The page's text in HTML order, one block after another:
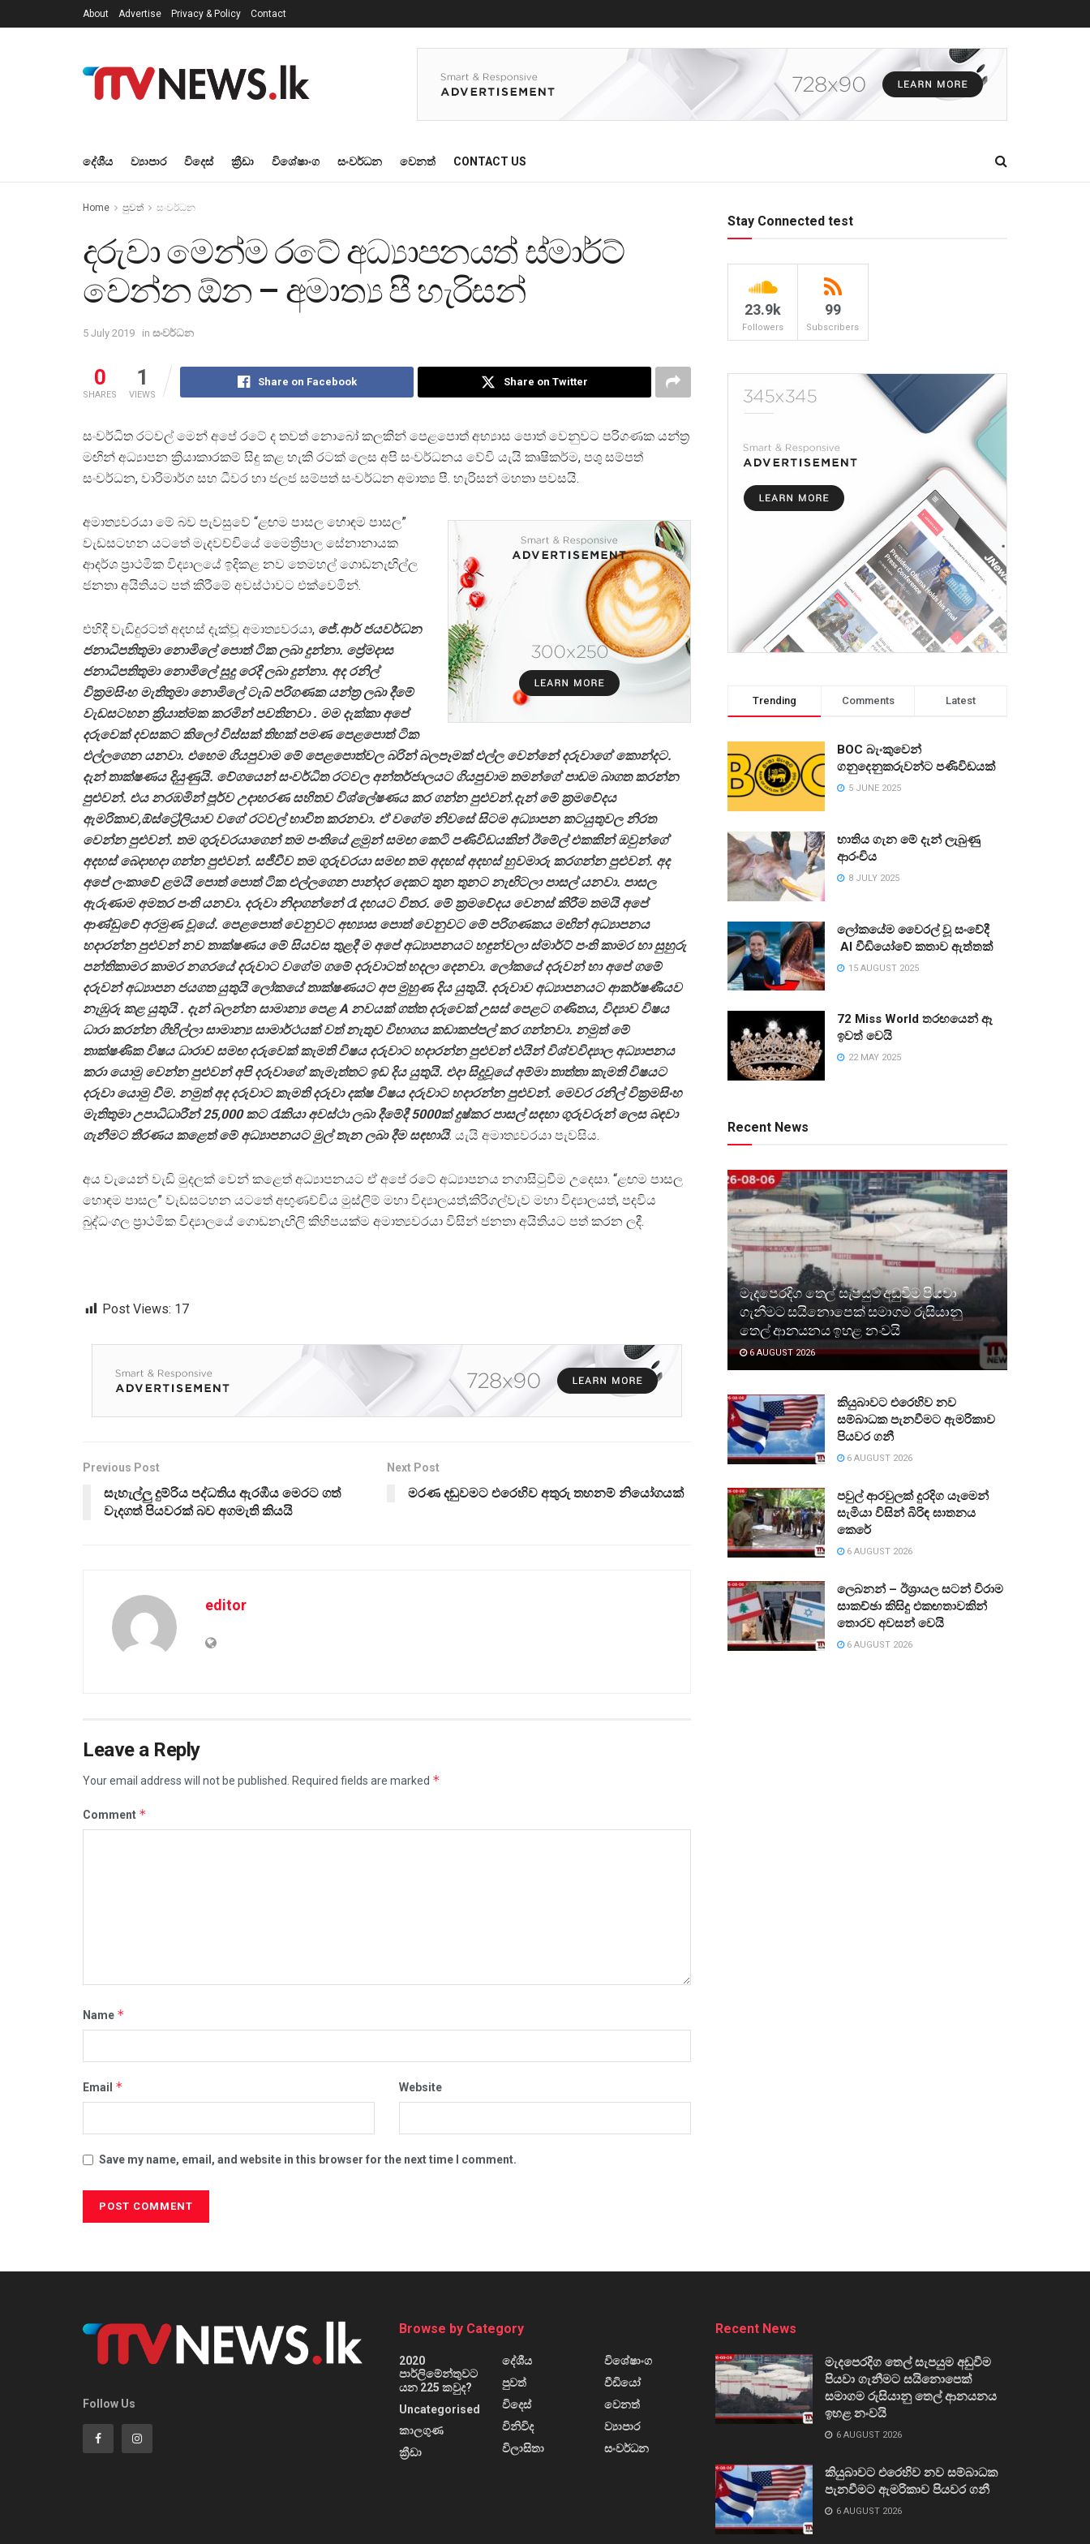
About Advertise Privacy & Policy Contact
දේශීය ව්‍යාපාර විදෙස් ක්‍රීඩා විශේෂාංග සංවර්ධන වෙනත් CONTACT US
Home පුවත් සංවර්ධන
දරුවා මෙන්ම රටේ අධ්‍යාපනයත් ස්මාර්ට්
වෙන්න ඕන – අමාත්‍ය පී හැරිසන්
5 July 2019 in සංවර්ධන
0
SHARES
1
VIEWS
Share on Facebook Share on Twitter
සංවර්ධිත රටවල් මෙන් අපේ රටේ ද තවත් නොබෝ කලකින් පෙළපොත් අභ්‍යාස පොත් වෙනුවට පරිගණක යන්ත්‍ර
මඟින් අධ්‍යාපන ක්‍රියාකාරකම් සිදු කළ හැකි රටක් ලෙස අපි සංවර්ධනය වේවි යැයි කෘෂිකර්ම, පශු සම්පත්
සංවර්ධන, වාරිමාර්ග සහ ධීවර හා ජලජ සම්පත් සංවර්ධන අමාත්‍ය පී. හැරිසන් මහතා පවසයි.
අමාත්‍යවරයා මේ බව පැවසුවේ “ළඟම පාසල හොඳම පාසල”
වැඩසටහන යටතේ මැදවච්චියේ මෛත්‍රීපාල සේනානායක
ආදර්ශ ප්‍රාථමික විද්‍යාලයේ ඉදිකළ නව තෙමහල් ගොඩනැඟිල්ල
ජනතා අයිතියට පත් කිරීමේ අවස්ථාවට එක්වෙමින්.
එහිදී වැඩිදුරටත් අදහස් දැක්වූ අමාත්‍යවරයා, ජේ.ආර් ජයවර්ධන
ජනාධිපතිතුමා නොමිලේ පොත් ටික ලබා දුන්නා. ප්‍රේමදාස
ජනාධිපතිතුමා නොමිලේ සුදු රෙදි ලබා දුන්නා. අද රනිල්
වික්‍රමසිංහ මැතිතුමා නොමිලේ ටැබ් පරිගණක යන්ත්‍ර ලබා දීමේ
වැඩසටහන ක්‍රියාත්මක කරමින් පවතිනවා . මම දැක්කා අපේ
දරුවෙක් දවසකට කිලෝ විස්සක් තිහක් පමණ පෙළපොත් ටික
එල්ලගෙන යනවා. එහෙම ගියපුවාම මේ පෙළපොත්වල බරින් බලපෑමක් එල්ල වෙන්නේ දරුවාගේ කොන්දට.
දැන් තාක්ෂණය දියුණුයි. වේගයෙන් සංවර්ධිත රටවල අන්තර්ජාලයට ගියපුවාම තමන්ගේ පාඩම බාගත කරන්න
පුළුවන්. එය නරඹමින් පූර්ව උදාහරණ සහිතව විශ්ලේෂණය කර ගන්න පුළුවන්.දැන් මේ ක්‍රමවේදය
ඇමරිකාව,ඕස්ට්‍රේලියාව වගේ රටවල් භාවිත කරනවා. ඒ වගේම නිවසේ සිටම අධ්‍යාපන කටයුතුවල නිරත
වෙන්න පුළුවන්. තම ගුරුවරයාගෙන් තම පංතියේ ළමුන් සමඟ කෙටි පණිවිඩයකින් ඊමේල් එකකින් ඔවුන්ගේ
අදහස් බෙදාහදා ගන්න පුළුවන්. සජීවීව තම ගුරුවරයා සමඟ තම අදහස් අදහස් හුවමාරු කරගන්න පුළුවන්. අද
අපේ ලංකාවේ ළමයි පොත් පොත් ටික එල්ලගෙන පාන්දර දෙකට තුන තුනට නැඟිටලා පාසල් යනවා. පාසල
ඇරුණාම අමතර පංති යනවා. දරුවා නිදාගන්නේ රෑ දහයට විතර. මේ ක්‍රමවේදය වෙනස් කිරීම තමයි අපේ
ආණ්ඩුවේ අරමුණ වූයේ. පෙළපොත් වෙනුවට අභ්‍යාස පොත් වෙනුවට මේ පරිගණකය මඟින් අධ්‍යාපනය
හදාරන්න පුළුවන් නව තාක්ෂණය මේ සියවස තුළදී ම අපේ අධ්‍යාපනයට හඳුන්වලා ස්මාර්ට් පංති කාමර හා සුහුරු
පන්තිකාමර කාමර නගරයේ දරුවාට වගේම ගමේ දරුවාටත් හදලා දෙනවා. ලෝකයේ දරුවන් හා අපේ ගමේ
දරුවන් අධ්‍යාපන ජයගත යුතුයි ලෝකයේ තාක්ෂණයට අප මුහුණ දිය යුතුයි. දරුවාව අධ්‍යාපනයට ආකර්ෂණීයව
නැඹුරු කළ යුතුයි . දැන් බලන්න සාමාන්‍ය පෙළ A නවයක් ගත්ත දරුවෙක් උසස් පෙළට ගණිතය, විද්‍යාව විෂය
ධාරා කරන්න ගිහිල්ලා සාමාන්‍ය සාමාර්ථයක් වත් නැතුව විභාගය කඩාකප්පල් කර ගන්නවා. නමුත් මේ
තාක්ෂණික විෂය ධාරාව සමඟ දරුවෙක් කැමති විෂය දරුවාට හදාරන්න පුළුවන් එයින් විශ්වවිද්‍යාල අධ්‍යාපනය
කරා යොමු වෙන්න පුළුවන් අපි දරුවාගේ කැමැත්තට ඉඩ දිය යුතුයි. එදා සිදුවූයේ අම්මා තාත්තා කැමති විෂයට
දරුවා යොමු වීම. නමුත් අද දරුවාට කැමති දරුවා දක්ෂ විෂය දරුවාට හදාරන්න පුළුවන්. මෙවර රනිල් වික්‍රමසිංහ
මැතිතුමා උපාධිධාරීන් 25,000 කට රැකියා අවස්ථා ලබා දීමේදී 5000ක් දුෂ්කර පාසල් සඳහා ගුරුවරුන් ලෙස බඳවා
ගැනීමට තීරණය කළෙත් මේ අධ්‍යාපනයට මුල් තැන ලබා දීම සඳහායි. යැයි අමාත්‍යවරයා පැවසිය.
අය වැයෙන් වැඩි මුදලක් වෙන් කළෙත් අධ්‍යාපනයට ඒ අපේ රටේ අධ්‍යාපනය නගාසිටුවීම උදෙසා. “ළඟම පාසල
හොඳම පාසල” වැඩසටහන යටතේ අඟුණච්චිය මුස්ලිම් මහා විද්‍යාලයත්,කිරිගල්වැව මහා විද්‍යාලයත්, පදවිය
බුද්ධංගල ප්‍රාථමික විද්‍යාලයේ ගොඩනැඟිලි කිහිපයක්ම අමාත්‍යවරයා විසින් ජනතා අයිතියට පත් කරන ලදී.
Post Views: 17
Previous Post
සැහැල්ලු දුම්රිය පද්ධතිය ඇරඹීය මෙරට ගත්
වැදගත් පියවරක් බව අගමැති කියයි
Next Post
මරණ දඬුවමට එරෙහිව අතුරු තහනම් නියෝගයක්
editor
Leave a Reply
Your email address will not be published. Required fields are marked *
Comment *
Name *
Email * Website
Save my name, email, and website in this browser for the next time I comment.
Stay Connected test
23.9k
Followers
99
Subscribers
Trending Comments Latest
BOC බැංකුවෙන්
ගනුදෙනුකරුවන්ට පණිවිඩයක්
5 JUNE 2025
භාතිය ගැන මේ දැන් ලැබුණු
ආරංචිය
8 JULY 2025
ලෝකයේම වෛරල් වූ සංවේදී
AI වීඩියෝවේ කතාව ඇත්තක්
15 AUGUST 2025
72 Miss World තරඟයෙන් ඈ
ඉවත් වෙයි
22 MAY 2025
Recent News
මැදපෙරදිග තෙල් සැපයුම අඩුවීම පියවා
ගැනීමට සයිනොපෙක් සමාගම රුසියානු
තෙල් ආනයනය ඉහළ නංවයි
6 AUGUST 2026
කියුබාවට එරෙහිව නව
සම්බාධක පැනවීමට ඇමරිකාව
පියවර ගනී
6 AUGUST 2026
පවුල් ආරවුලක් දුරදිග යෑමෙන්
සැමියා විසින් බිරිඳ ඝාතනය
කෙරේ
6 AUGUST 2026
ලෙබනන් – ඊශ්‍රායල සටන් විරාම
සාකච්ඡා කිසිදු එකඟතාවකින්
තොරව අවසන් වෙයි
6 AUGUST 2026
Follow Us
Browse by Category
2020
පාර්ලිමේන්තුවට
යන 225 කවුද?
Uncategorised
කාලගුණ
ක්‍රීඩා
දේශීය
පුවත්
විදෙස්
විනිවිද
විලාසිතා
විශේෂාංග
වීඩියෝ
වෙනත්
ව්‍යාපාර
සංවර්ධන
Recent News
මැදපෙරදිග තෙල් සැපයුම අඩුවීම
පියවා ගැනීමට සයිනොපෙක්
සමාගම රුසියානු තෙල් ආනයනය
ඉහළ නංවයි
6 AUGUST 2026
කියුබාවට එරෙහිව නව සම්බාධක
පැනවීමට ඇමරිකාව පියවර ගනී
6 AUGUST 2026